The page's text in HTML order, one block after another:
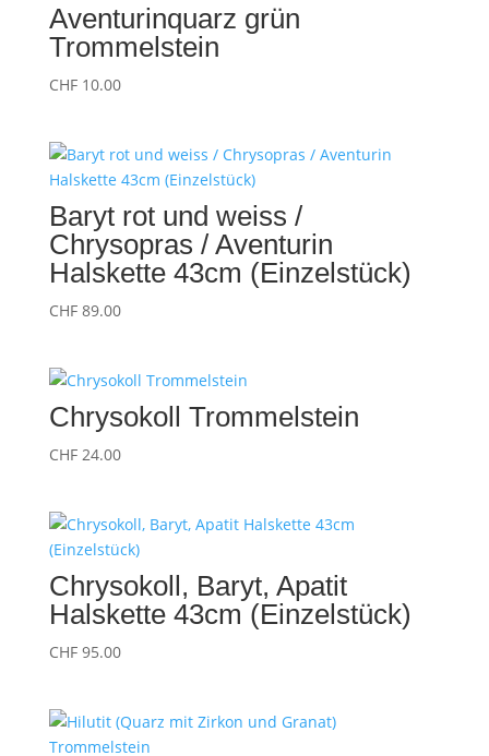
Aventurinquarz grün
Trommelstein
CHF10.00
Baryt rot und weiss /
Chrysopras / Aventurin
Halskette 43cm (Einzelstück)
CHF89.00
Chrysokoll Trommelstein
CHF24.00
Chrysokoll, Baryt, Apatit
Halskette 43cm (Einzelstück)
CHF95.00